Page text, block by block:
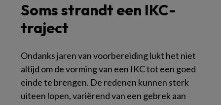
Soms strandt een IKC-
traject
Ondanks jaren van voorbereiding lukt het niet
altijd om de vorming van een IKC tot een goed
einde te brengen. De redenen kunnen sterk
uiteen lopen, variërend van een gebrek aan